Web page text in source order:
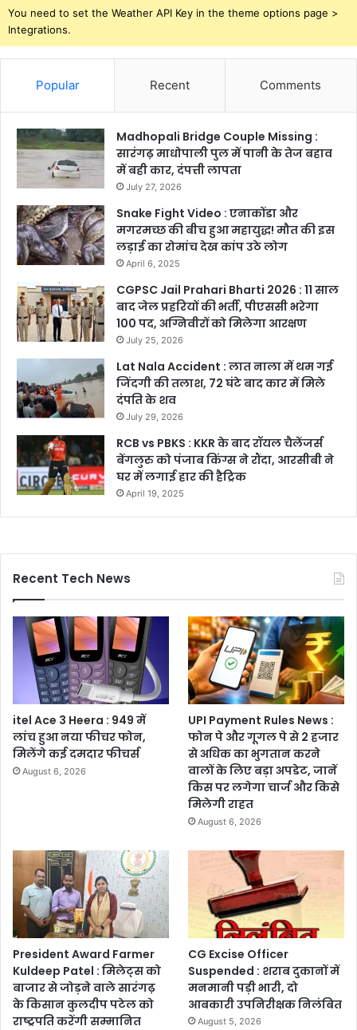
You need to set the Weather API Key in the theme options page >
Integrations.
Popular Recent Comments
Madhopali Bridge Couple Missing :
सारंगढ़ माधोपाली पुल में पानी के तेज बहाव
में बही कार, दंपत्ती लापता
July 27, 2026
Snake Fight Video : एनाकोंडा और
मगरमच्छ की बीच हुआ महायुद्ध! मौत की इस
लड़ाई का रोमांच देख कांप उठे लोग
April 6, 2025
CGPSC Jail Prahari Bharti 2026 : 11 साल
बाद जेल प्रहरियों की भर्ती, पीएससी भरेगा
100 पद, अग्निवीरों को मिलेगा आरक्षण
July 25, 2026
Lat Nala Accident : लात नाला में थम गई
जिंदगी की तलाश, 72 घंटे बाद कार में मिले
दंपति के शव
July 29, 2026
RCB vs PBKS : KKR के बाद रॉयल चैलेंजर्स
बेंगलुरु को पंजाब किंग्स ने रौंदा, आरसीबी ने
घर में लगाई हार की हैट्रिक
April 19, 2025
Recent Tech News
itel Ace 3 Heera : 949 में
लांच हुआ नया फीचर फोन,
मिलेंगे कई दमदार फीचर्स
August 6, 2026
UPI Payment Rules News :
फोन पे और गूगल पे से 2 हजार
से अधिक का भुगतान करने
वालों के लिए बड़ा अपडेट, जानें
किस पर लगेगा चार्ज और किसे
मिलेगी राहत
August 6, 2026
President Award Farmer
Kuldeep Patel : मिलेट्स को
बाजार से जोड़ने वाले सारंगढ़
के किसान कुलदीप पटेल को
राष्ट्रपति करेंगी सम्मानित
CG Excise Officer
Suspended : शराब दुकानों में
मनमानी पड़ी भारी, दो
आबकारी उपनिरीक्षक निलंबित
August 5, 2026